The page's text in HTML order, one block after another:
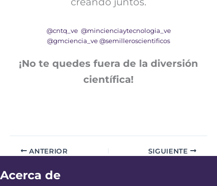
@cntq_ve @mincienciaytecnologia_ve
@gmciencia_ve @semilleroscientificos
¡No te quedes fuera de la diversión
científica!
ANTERIOR SIGUIENTE
Acerca de